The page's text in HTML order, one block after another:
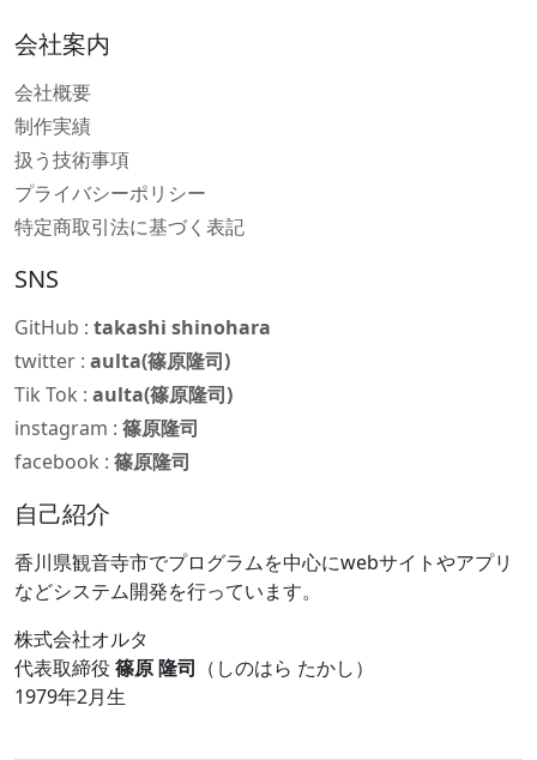
会社案内
会社概要
制作実績
扱う技術事項
プライバシーポリシー
特定商取引法に基づく表記
SNS
GitHub : takashi shinohara
twitter : aulta(篠原隆司)
Tik Tok : aulta(篠原隆司)
instagram : 篠原隆司
facebook : 篠原隆司
自己紹介
香川県観音寺市でプログラムを中心にwebサイトやアプリ
などシステム開発を行っています。
株式会社オルタ
代表取締役 篠原 隆司 （しのはら たかし）
1979年2月生